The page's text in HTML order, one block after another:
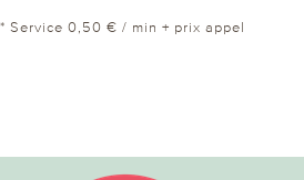
* Service 0,50 € / min + prix appel